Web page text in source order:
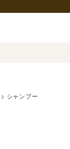
シャンプー